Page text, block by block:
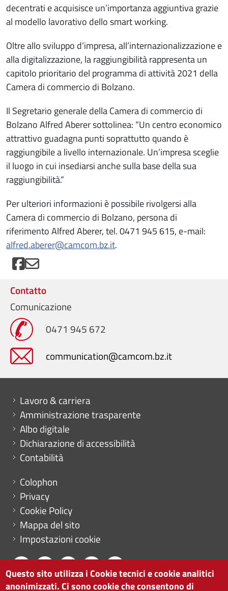
decentrati e acquisisce un’importanza aggiuntiva grazie
al modello lavorativo dello smart working.
Oltre allo sviluppo d’impresa, all’internazionalizzazione e
alla digitalizzazione, la raggiungibilità rappresenta un
capitolo prioritario del programma di attività 2021 della
Camera di commercio di Bolzano.
Il Segretario generale della Camera di commercio di
Bolzano Alfred Aberer sottolinea: “Un centro economico
attrattivo guadagna punti soprattutto quando è
raggiungibile a livello internazionale. Un’impresa sceglie
il luogo in cui insediarsi anche sulla base della sua
raggiungibilità.”
Per ulteriori informazioni è possibile rivolgersi alla
Camera di commercio di Bolzano, persona di
riferimento Alfred Aberer, tel. 0471 945 615, e-mail:
alfred.aberer@camcom.bz.it.
Contatto
Comunicazione
0471 945 672
communication@camcom.bz.it
Mini menu di servizio
Lavoro & carriera
Amministrazione trasparente
Albo digitale
Dichiarazione di accessibilità
Contabilità
Menu footer
Colophon
Privacy
Cookie Policy
Mappa del sito
Impostazioni cookie
Questo sito utilizza i Cookie tecnici e cookie analitici
anonimizzati. Ci sono cookie che consentono di